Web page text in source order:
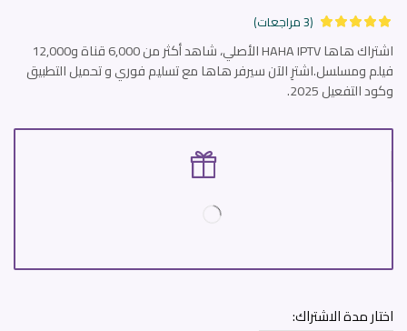
(
3مراجعات)
اشتراك هاها HAHA IPTV الأصلي، شاهد أكثر من 6,000 قناة و12,000
فيلم ومسلسل.اشترِ الآن سيرفر هاها مع تسليم فوري و تحميل التطبيق
وكود التفعيل 2025.
اختار مدة الاشتراك: